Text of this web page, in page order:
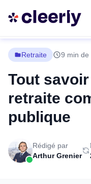
Retraite 9 min de
Tout
retraite
publique
Rédigé par
Arthur Grenier